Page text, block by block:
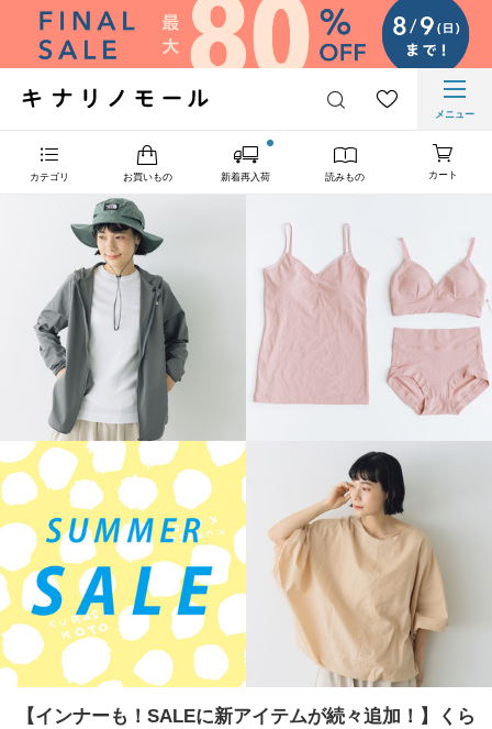
メニュー
カテゴリ お買いもの 新着再入荷 読みもの カート
【インナーも！SALEに新アイテムが続々追加！】くら